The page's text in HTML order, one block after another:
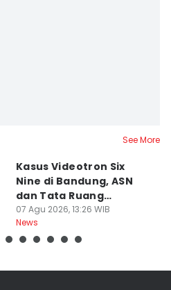
See More
Kasus Videotron Six
Nine di Bandung, ASN
dan Tata Ruang
Diperiksa
07 Agu 2026, 13:26 WIB
News